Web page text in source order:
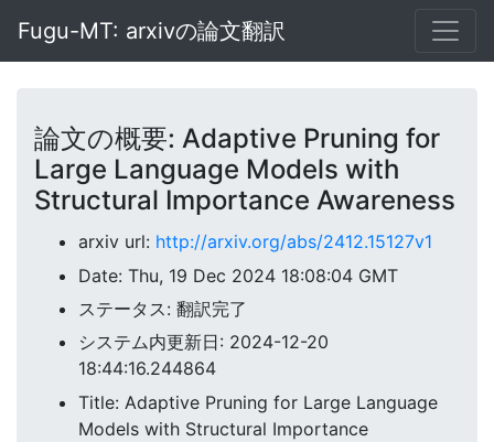
Fugu-MT: arxivの論文翻訳
論文の概要: Adaptive Pruning for
Large Language Models with
Structural Importance Awareness
arxiv url: http://arxiv.org/abs/2412.15127v1
Date: Thu, 19 Dec 2024 18:08:04 GMT
ステータス: 翻訳完了
システム内更新日: 2024-12-20
18:44:16.244864
Title: Adaptive Pruning for Large Language
Models with Structural Importance